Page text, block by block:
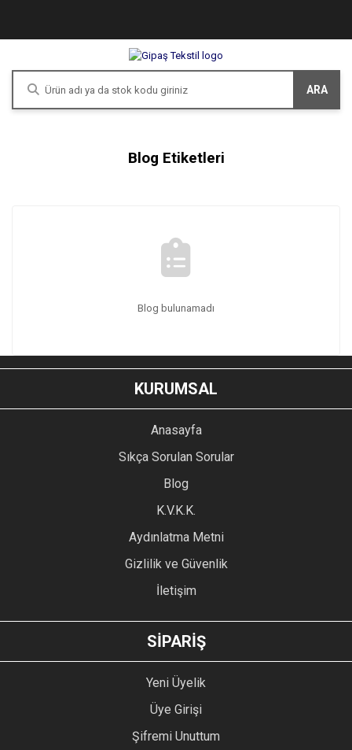
ARA
Blog Etiketleri
Blog bulunamadı
KURUMSAL
Anasayfa
Sıkça Sorulan Sorular
Blog
K.V.K.K.
Aydınlatma Metni
Gizlilik ve Güvenlik
İletişim
SİPARİŞ
Yeni Üyelik
Üye Girişi
Şifremi Unuttum